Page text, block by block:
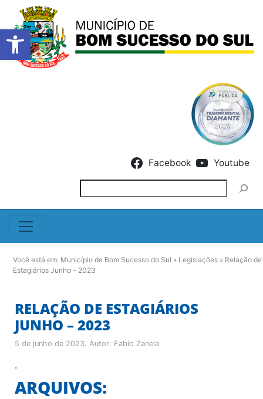
Barra de Ferramentas
Facebook Youtube
Você está em: Município de Bom Sucesso do Sul » Legislações » Relação de
Estagiários Junho – 2023
RELAÇÃO DE ESTAGIÁRIOS
JUNHO – 2023
5 de junho de 2023. Autor: Fabio Zanela
.
ARQUIVOS: